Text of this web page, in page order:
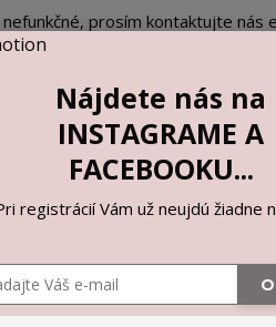
prosím kontaktujte nás
Nájdete nás na
INSTAGRAME A
FACEBOOKU...
registrácií Vám už neujdú žiadne